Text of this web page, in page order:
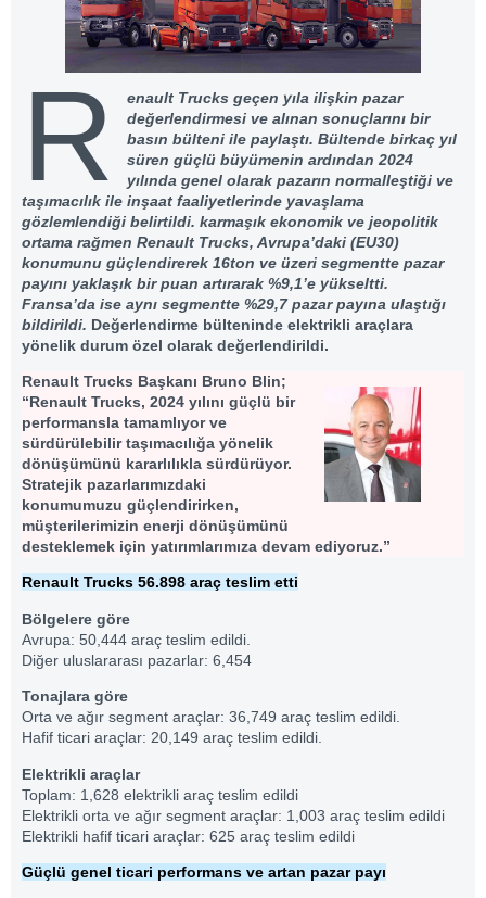
R
enault Trucks geçen yıla ilişkin pazar
değerlendirmesi ve alınan sonuçlarını bir
basın bülteni ile paylaştı. Bültende birkaç yıl
süren güçlü büyümenin ardından 2024
yılında genel olarak pazarın normalleştiği ve
taşımacılık ile inşaat faaliyetlerinde yavaşlama
gözlemlendiği belirtildi. karmaşık ekonomik ve jeopolitik
ortama rağmen Renault Trucks, Avrupa’daki (EU30)
konumunu güçlendirerek 16ton ve üzeri segmentte pazar
payını yaklaşık bir puan artırarak %9,1’e yükseltti.
Fransa’da ise aynı segmentte %29,7 pazar payına ulaştığı
bildirildi. Değerlendirme bülteninde elektrikli araçlara
yönelik durum özel olarak değerlendirildi.
Renault Trucks Başkanı Bruno Blin;
“Renault Trucks, 2024 yılını güçlü bir
performansla tamamlıyor ve
sürdürülebilir taşımacılığa yönelik
dönüşümünü kararlılıkla sürdürüyor.
Stratejik pazarlarımızdaki
konumumuzu güçlendirirken,
müşterilerimizin enerji dönüşümünü
desteklemek için yatırımlarımıza devam ediyoruz.”
Renault Trucks 56.898 araç teslim etti
Bölgelere göre
Avrupa: 50,444 araç teslim edildi.
Diğer uluslararası pazarlar: 6,454
Tonajlara göre
Orta ve ağır segment araçlar: 36,749 araç teslim edildi.
Hafif ticari araçlar: 20,149 araç teslim edildi.
Elektrikli araçlar
Toplam: 1,628 elektrikli araç teslim edildi
Elektrikli orta ve ağır segment araçlar: 1,003 araç teslim edildi
Elektrikli hafif ticari araçlar: 625 araç teslim edildi
Güçlü genel ticari performans ve artan pazar payı